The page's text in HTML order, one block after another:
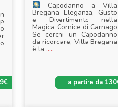
Capodanno a Villa
Bregana Eleganza, Gusto
e Divertimento nella
Magica Cornice di Carnago
Se cerchi un Capodanno
da ricordare, Villa Bregana
è la .....
a partire da